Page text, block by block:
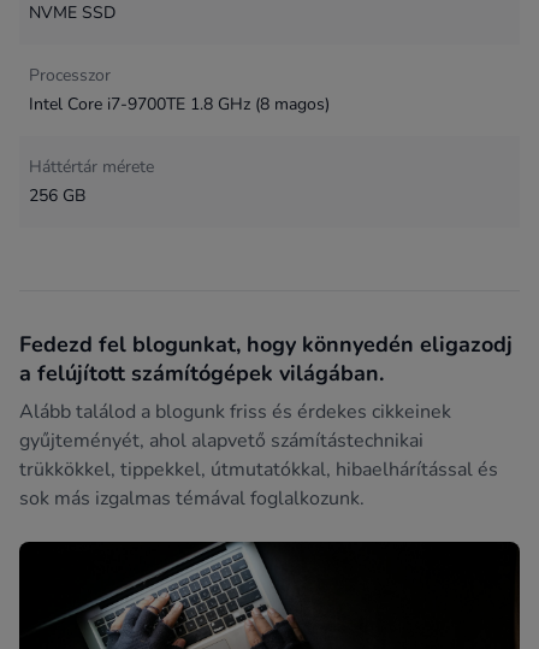
NVME SSD
Processzor
Intel Core i7-9700TE 1.8 GHz (8 magos)
Háttértár mérete
256 GB
Fedezd fel blogunkat, hogy könnyedén eligazodj
a felújított számítógépek világában.
Alább találod a blogunk friss és érdekes cikkeinek
gyűjteményét, ahol alapvető számítástechnikai
trükkökkel, tippekkel, útmutatókkal, hibaelhárítással és
sok más izgalmas témával foglalkozunk.